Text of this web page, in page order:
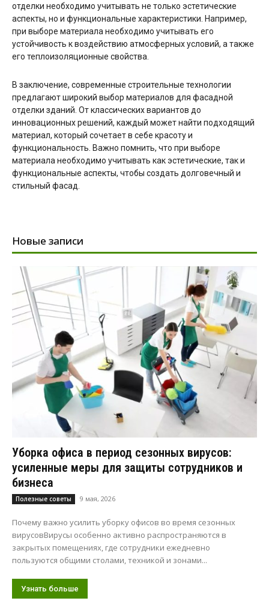
отделки необходимо учитывать не только эстетические
аспекты, но и функциональные характеристики. Например,
при выборе материала необходимо учитывать его
устойчивость к воздействию атмосферных условий, а также
его теплоизоляционные свойства.
В заключение, современные строительные технологии
предлагают широкий выбор материалов для фасадной
отделки зданий. От классических вариантов до
инновационных решений, каждый может найти подходящий
материал, который сочетает в себе красоту и
функциональность. Важно помнить, что при выборе
материала необходимо учитывать как эстетические, так и
функциональные аспекты, чтобы создать долговечный и
стильный фасад.
Новые записи
Уборка офиса в период сезонных вирусов:
усиленные меры для защиты сотрудников и
бизнеса
Полезные советы 9 мая, 2026
Почему важно усилить уборку офисов во время сезонных
вирусовВирусы особенно активно распространяются в
закрытых помещениях, где сотрудники ежедневно
пользуются общими столами, техникой и зонами...
Узнать больше